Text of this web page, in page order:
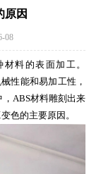
原因
08
料的表面加工。
性能和易加工性，
ABS材料雕刻出来
变色的主要原因。